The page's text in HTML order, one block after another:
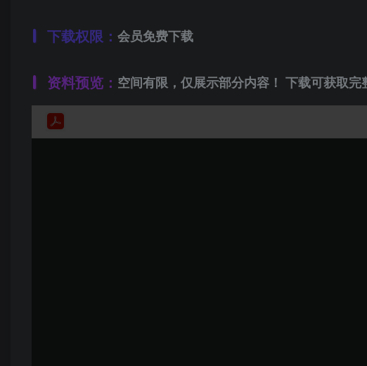
下载权限： 会员免费下载
资料预览： 空间有限，仅展示部分内容！ 下载可获取完